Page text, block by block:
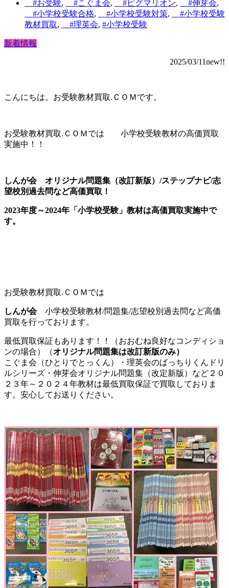
#お受験, #こぐま会, #ピグマリオン, #伸芽会,
#小学校受験合格, #小学校受験対策,
#小学校受験
教材買取, #理英会, #小学校受験
新着情報
2025/03/11new!!
こんにちは。お受験教材買取.ＣＯＭです。
お受験教材買取.ＣＯＭでは 小学校受験教材の高価買取
実施中！！
しんが会 オリジナル問題集（改訂新版）/ステップナビ/志
望校別過去問など高価買取！
2023年度～2024年「小学校受験」教材は高価買取実施中で
す。
お受験教材買取.ＣＯＭでは
しんが会小学校受験教材/問題集/志望校別過去問など高価
買取を行っております。
最低買取保証もあります！！（おおむね良好なコンディショ
ンの場合）（オリジナル問題集は改訂新版のみ）
こぐま会（ひとりでとっくん）・理英会のばっちりくんドリ
ルシリーズ・伸芽会オリジナル問題集（改定新版）など２０
２３年～２０２４年教材は最低買取保証で買取しておりま
す。安心してお送りください。